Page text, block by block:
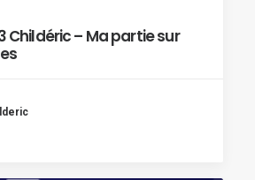
Childéric – Ma partie sur